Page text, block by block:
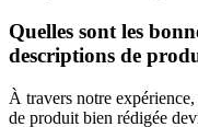
Quelles sont les
descriptions de
À travers notre
de produit bien rédigée